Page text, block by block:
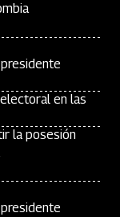
en las
la posesión